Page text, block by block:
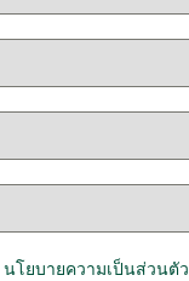
นโยบายความเป็นส่วนตัว